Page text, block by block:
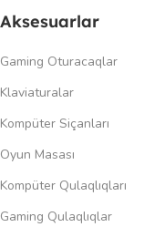
Aksesuarlar
Gaming Oturacaqlar
Klaviaturalar
Kompüter Siçanları
Oyun Masası
Kompüter Qulaqlıqları
Gaming Qulaqlıqlar